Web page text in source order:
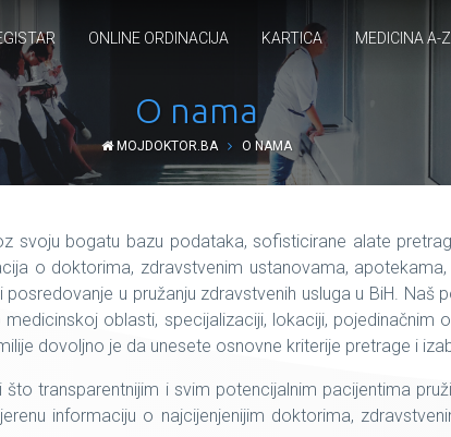
ONLINE ORDINACIJA KARTICA MEDICINA A-Z
O nama
MOJDOKTOR.BA O NAMA
svoju bogatu bazu podataka, sofisticirane alate
o doktorima, zdravstvenim ustanovama,
u pružanju zdravstvenih usluga u BiH. Naš
oblasti, specijalizaciji, lokaciji, pojedinačnim
dovoljno je da unesete osnovne kriterije pretrage i
transparentnijim i svim potencijalnim pacijentima
informaciju o najcijenjenijim doktorima,